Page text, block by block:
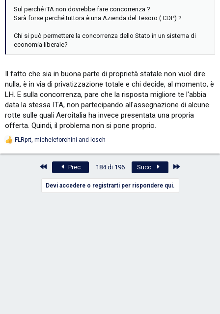
Sul perché iTA non dovrebbe fare concorrenza ?
Sarà forse perché tuttora è una Azienda del Tesoro ( CDP) ?
Chi si può permettere la concorrenza dello Stato in un sistema di
economia liberale?
Il fatto che sia in buona parte di proprietà statale non vuol dire
nulla, è in via di privatizzazione totale e chi decide, al momento, è
LH. E sulla concorrenza, pare che la risposta migliore te l'abbia
data la stessa ITA, non partecipando all'assegnazione di alcune
rotte sulle quali Aeroitalia ha invece presentata una propria
offerta. Quindi, il problema non si pone proprio.
R
FLRprt, micheleforchini and losch
Primo Prec. 184 di 196 Succ.
Devi accedere o registrarti per rispondere qui.